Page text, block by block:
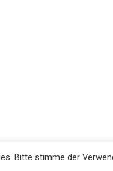
Bitte stimme der